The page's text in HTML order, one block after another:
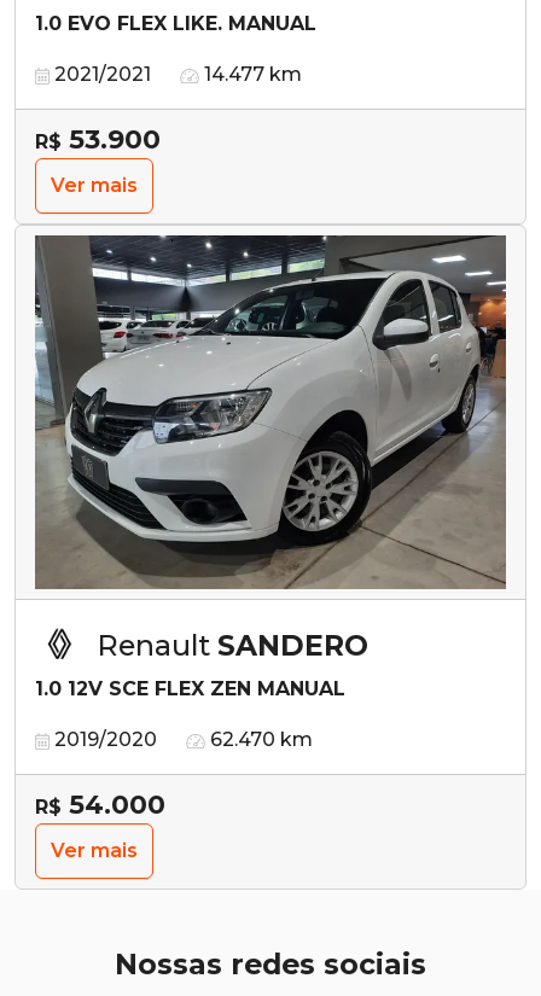
1.0 EVO FLEX LIKE. MANUAL
2021/2021 14.477 km
R$ 53.900
Ver mais
Renault SANDERO
1.0 12V SCE FLEX ZEN MANUAL
2019/2020 62.470 km
R$ 54.000
Ver mais
Nossas redes sociais